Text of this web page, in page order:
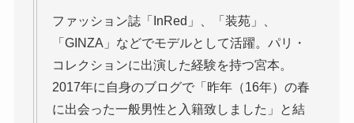
ファッション誌「InRed」、「装苑」、
「GINZA」などでモデルとして活躍。パリ・
コレクションに出演した経験を持つ宮本。
2017年に自身のブログで「昨年（16年）の春
に出会った一般男性と入籍致しました」と結